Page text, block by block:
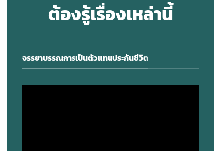
ต้องรู้เรื่องเหล่านี้
จรรยาบรรณการเป็นตัวแทนประกันชีวิต